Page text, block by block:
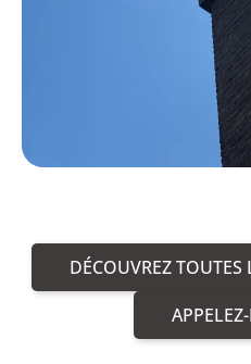
DÉCOUVREZ TOUTES